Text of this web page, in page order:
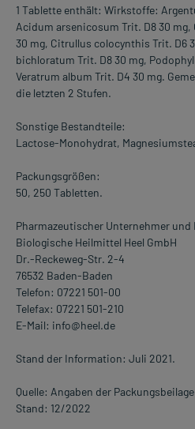
1 Tablette enthält: Wirkstoffe:
Acidum arsenicosum Trit. D8 30
30 mg, Citrullus colocynthis Trit. D6
bichloratum Trit. D8 30 mg,
Veratrum album Trit. D4 30 mg.
die letzten 2 Stufen.
Sonstige Bestandteile:
Lactose-Monohydrat,
Packungsgrößen:
50, 250 Tabletten.
Pharmazeutischer Unternehmer und
Biologische Heilmittel Heel GmbH
Dr.-Reckeweg-Str. 2-4
76532 Baden-Baden
Telefon: 07221 501-00
Telefax: 07221 501-210
E-Mail: info@heel.de
Stand der Information: Juli 2021.
Quelle: Angaben der Packungsbeilage
Stand: 12/2022